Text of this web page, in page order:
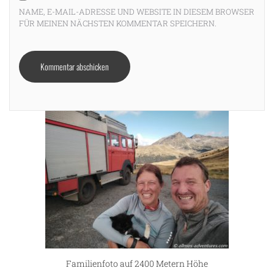
NAME, E-MAIL-ADRESSE UND WEBSITE IN DIESEM BROWSER
FÜR MEINEN NÄCHSTEN KOMMENTAR SPEICHERN.
Familienfoto auf 2400 Metern Höhe